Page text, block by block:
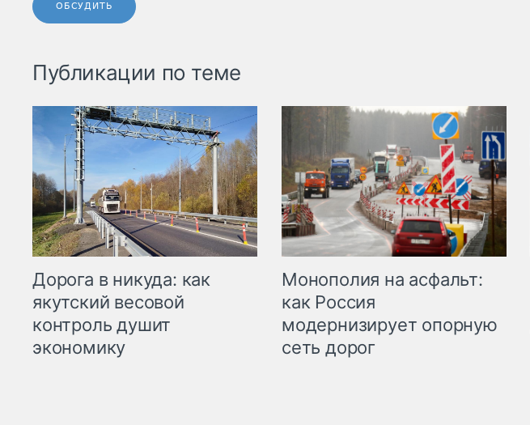
ОБСУДИТЬ
Публикации по теме
Дорога в никуда: как
якутский весовой
контроль душит
экономику
Монополия на асфальт:
как Россия
модернизирует опорную
сеть дорог